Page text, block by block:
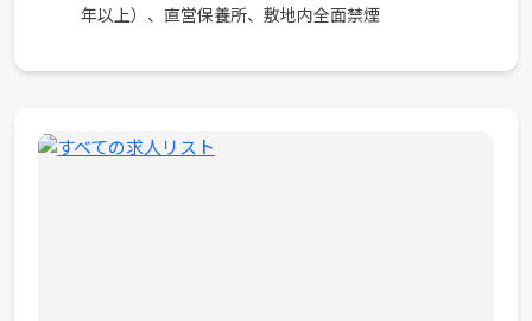
年以上）、直営保養所、敷地内全面禁煙